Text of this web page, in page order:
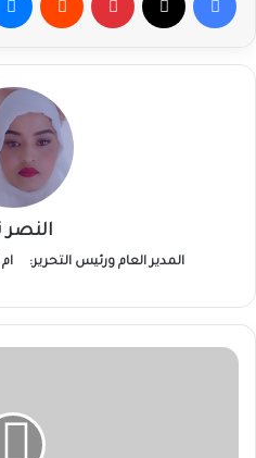
النصر
المدير العام ورئيس التحرير:
القوة